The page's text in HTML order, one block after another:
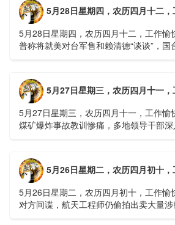
5月28日星期四，农历四月十二
5月28日星期四，农历四月十二，工作愉
普称将就美对台军售和赖清德“谈谈”，国
5月27日星期三，农历四月十一
5月27日星期三，农历四月十一，工作愉
煤矿爆炸事故教训惨痛，多地领导干部
5月26日星期二，农历四月初十
5月26日星期二，农历四月初十，工作愉
对方间谍，航天工程师仍偷拍出卖大量